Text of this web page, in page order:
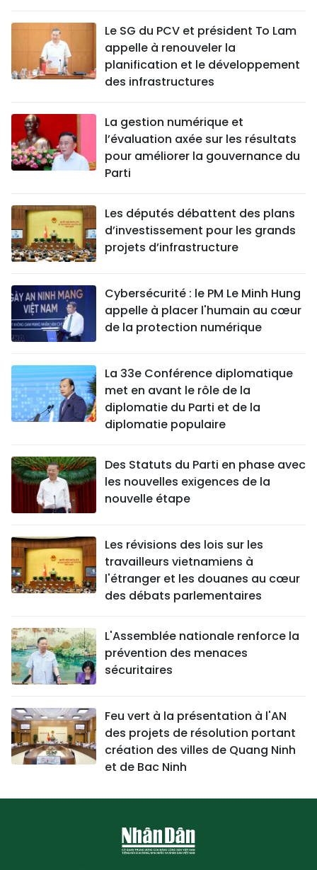
Le SG du PCV et président To Lam
appelle à renouveler la
planification et le développement
des infrastructures
La gestion numérique et
l’évaluation axée sur les résultats
pour améliorer la gouvernance du
Parti
Les députés débattent des plans
d’investissement pour les grands
projets d’infrastructure
Cybersécurité : le PM Le Minh Hung
appelle à placer l'humain au cœur
de la protection numérique
La 33e Conférence diplomatique
met en avant le rôle de la
diplomatie du Parti et de la
diplomatie populaire
Des Statuts du Parti en phase avec
les nouvelles exigences de la
nouvelle étape
Les révisions des lois sur les
travailleurs vietnamiens à
l'étranger et les douanes au cœur
des débats parlementaires
L'Assemblée nationale renforce la
prévention des menaces
sécuritaires
Feu vert à la présentation à l'AN
des projets de résolution portant
création des villes de Quang Ninh
et de Bac Ninh